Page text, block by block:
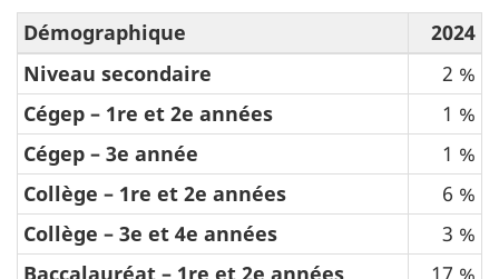
Démographique
2024
Niveau secondaire
2 %
Cégep – 1re et 2e années
1 %
Cégep – 3e année
1 %
Collège – 1re et 2e années
6 %
Collège – 3e et 4e années
3 %
Baccalauréat – 1re et 2e années
17 %